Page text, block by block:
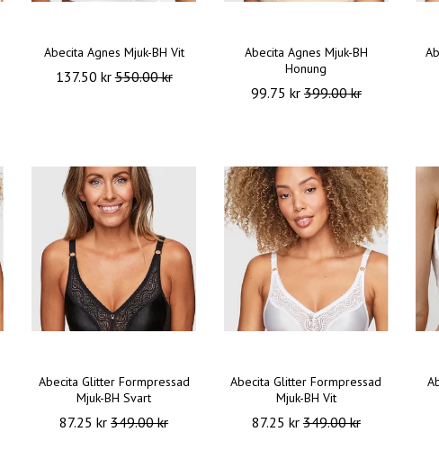
Abecita Agnes Mjuk-BH Vit
137.50 kr550.00 kr
Abecita Agnes Mjuk-BH
Honung
99.75 kr399.00 kr
Abecita Glitter Formpressad
Mjuk-BH Svart
87.25 kr349.00 kr
Abecita Glitter Formpressad
Mjuk-BH Vit
87.25 kr349.00 kr